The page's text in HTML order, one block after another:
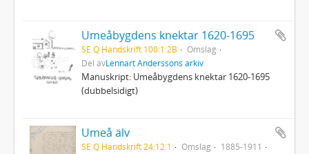
Umeåbygdens knektar 1620-1695
SE Q Handskrift 100:1:2B
Omslag
Del avLennart Anderssons arkiv
Manuskript: Umeåbygdens knektar 1620-1695
(dubbelsidigt)
Umeå älv
SE Q Handskrift 24:12:1 Omslag
1885-1911